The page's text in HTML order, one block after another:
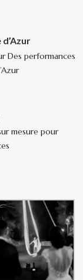
Des performances
mesure pour